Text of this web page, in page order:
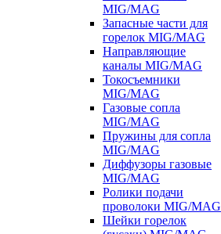
MIG/MAG
Запасные части для
горелок MIG/MAG
Направляющие
каналы MIG/MAG
Токосъемники
MIG/MAG
Газовые сопла
MIG/MAG
Пружины для сопла
MIG/MAG
Диффузоры газовые
MIG/MAG
Ролики подачи
проволоки MIG/MAG
Шейки горелок